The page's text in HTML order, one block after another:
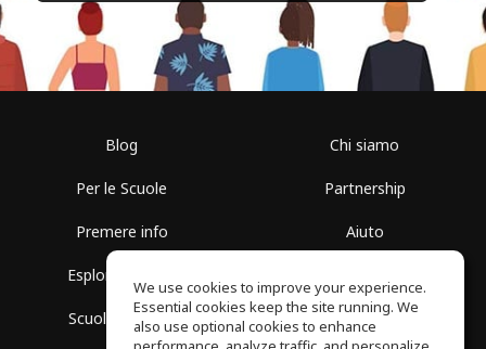
Blog
Per le Scuole
Premere info
Esplora i Gruppi
Scuola gratuita
Chi siamo
Partnership
Aiuto
Politica sulla Privacy
We use cookies to improve your experience.
Essential cookies keep the site running. We
also use optional cookies to enhance